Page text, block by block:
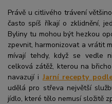
Právě u citlivého trávení
často spíš říkají o zklidnění,
Byliny tu mohou být hezkou
zpevnit, harmonizovat a vrátit
mívají tehdy, když se vedle
celková zátěž, kterou na
navazují i Jarní recepty
udělá pro střeva největší
jídlo, které tělo nemusí složitě